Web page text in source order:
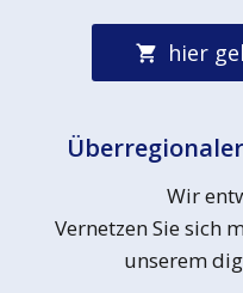
hier
Wir
Vernetzen Sie sich
unserem